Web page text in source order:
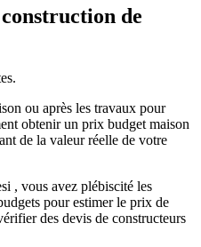
de
ou après les travaux pour
obtenir un prix budget maison
de la valeur réelle de votre
, vous avez plébiscité les
pour estimer le prix de
des devis de constructeurs